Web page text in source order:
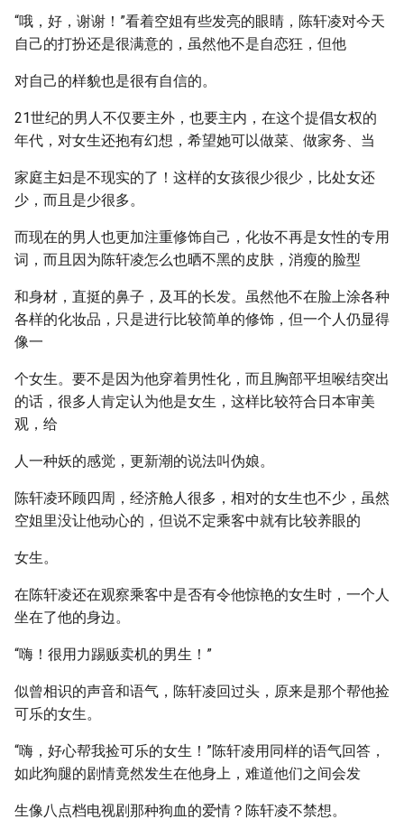
“哦，好，谢谢！”看着空姐有些发亮的眼睛，陈轩凌对今天
自己的打扮还是很满意的，虽然他不是自恋狂，但他
对自己的样貌也是很有自信的。
21世纪的男人不仅要主外，也要主内，在这个提倡女权的
年代，对女生还抱有幻想，希望她可以做菜、做家务、当
家庭主妇是不现实的了！这样的女孩很少很少，比处女还
少，而且是少很多。
而现在的男人也更加注重修饰自己，化妆不再是女性的专用
词，而且因为陈轩凌怎么也晒不黑的皮肤，消瘦的脸型
和身材，直挺的鼻子，及耳的长发。虽然他不在脸上涂各种
各样的化妆品，只是进行比较简单的修饰，但一个人仍显得
像一
个女生。要不是因为他穿着男性化，而且胸部平坦喉结突出
的话，很多人肯定认为他是女生，这样比较符合日本审美
观，给
人一种妖的感觉，更新潮的说法叫伪娘。
陈轩凌环顾四周，经济舱人很多，相对的女生也不少，虽然
空姐里没让他动心的，但说不定乘客中就有比较养眼的
女生。
在陈轩凌还在观察乘客中是否有令他惊艳的女生时，一个人
坐在了他的身边。
“嗨！很用力踢贩卖机的男生！”
似曾相识的声音和语气，陈轩凌回过头，原来是那个帮他捡
可乐的女生。
“嗨，好心帮我捡可乐的女生！”陈轩凌用同样的语气回答，
如此狗腿的剧情竟然发生在他身上，难道他们之间会发
生像八点档电视剧那种狗血的爱情？陈轩凌不禁想。